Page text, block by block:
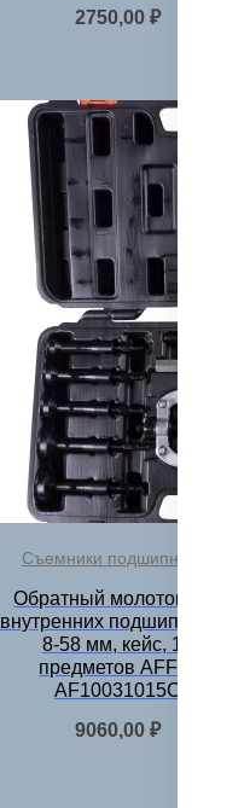
2750,00 ₽
Съемники подшипников
Обратный молоток для
внутренних подшипников,
8-58 мм, кейс, 16
предметов AFFIX
AF10031015C
9060,00 ₽